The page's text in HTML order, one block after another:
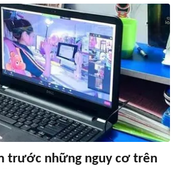
trước những nguy cơ trên